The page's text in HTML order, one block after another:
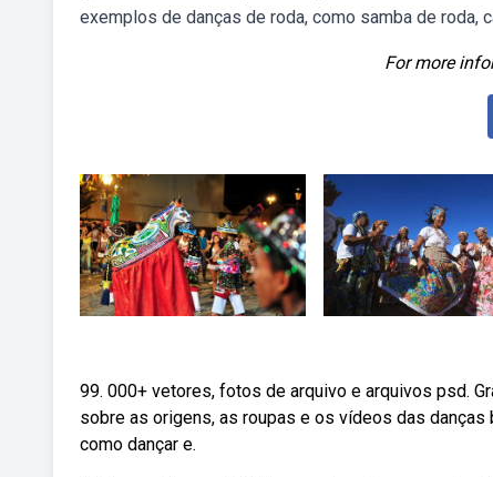
exemplos de danças de roda, como samba de roda,
For more
99. 000+ vetores, fotos de arquivo e arquivos psd.
sobre as origens, as roupas e os vídeos das danças
como dançar e.